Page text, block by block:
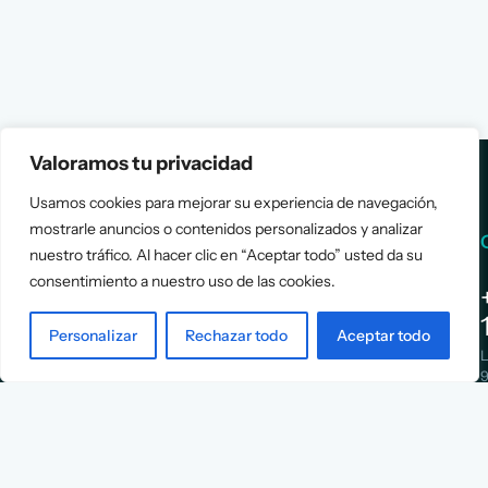
Valoramos tu privacidad
Usamos cookies para mejorar su experiencia de navegación,
mostrarle anuncios o contenidos personalizados y analizar
nuestro tráfico. Al hacer clic en “Aceptar todo” usted da su
consentimiento a nuestro uso de las cookies.
Personalizar Rechazar todo Aceptar todo
Services
Positioning
Strategy
Info
Services
Cases